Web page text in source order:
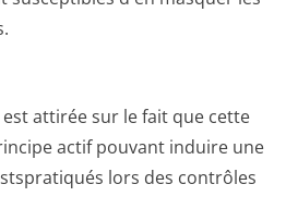
attirée sur le fait que cette
actif pouvant induire une
lors des contrôles